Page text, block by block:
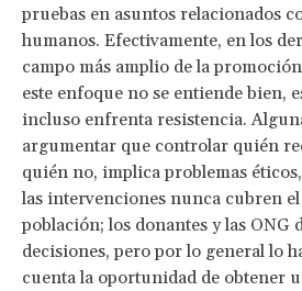
pruebas en asuntos relacionados
humanos. Efectivamente, en los
campo más amplio de la
este enfoque no se entiende bien,
incluso enfrenta resistencia.
argumentar que controlar quién
quién no, implica problemas
las intervenciones nunca cubren
población; los donantes y las ONG
decisiones, pero por lo general lo
cuenta la oportunidad de obtener